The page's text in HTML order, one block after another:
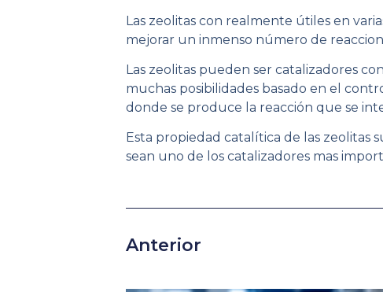
Las zeolitas con realmente útiles en
mejorar un inmenso número de
Las zeolitas pueden ser catalizadores
muchas posibilidades basado en el
donde se produce la reacción que se
Esta propiedad catalítica de las zeolitas
sean uno de los catalizadores mas
Anterior